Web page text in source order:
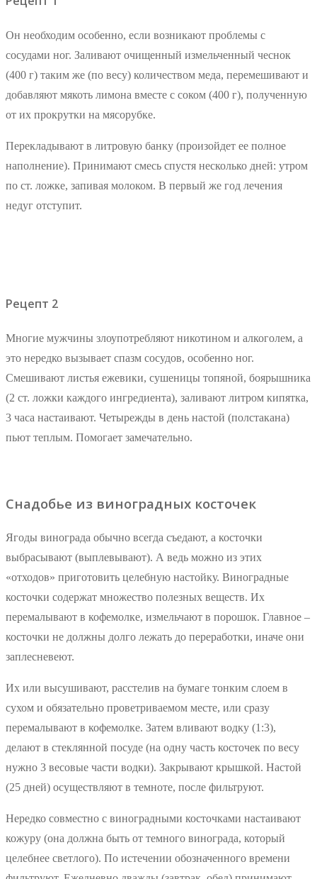
Он необходим особенно, если возникают проблемы с
сосудами ног. Заливают очищенный измельченный чеснок
(400 г) таким же (по весу) количеством меда, перемешивают и
добавляют мякоть лимона вместе с соком (400 г), полученную
от их прокрутки на мясорубке.
Перекладывают в литровую банку (произойдет ее полное
наполнение). Принимают смесь спустя несколько дней: утром
по ст. ложке, запивая молоком. В первый же год лечения
недуг отступит.
Рецепт 2
Многие мужчины злоупотребляют никотином и алкоголем, а
это нередко вызывает спазм сосудов, особенно ног.
Смешивают листья ежевики, сушеницы топяной, боярышника
(2 ст. ложки каждого ингредиента), заливают литром кипятка,
3 часа настаивают. Четырежды в день настой (полстакана)
пьют теплым. Помогает замечательно.
Снадобье из виноградных косточек
Ягоды винограда обычно всегда съедают, а косточки
выбрасывают (выплевывают). А ведь можно из этих
«отходов» приготовить целебную настойку. Виноградные
косточки содержат множество полезных веществ. Их
перемалывают в кофемолке, измельчают в порошок. Главное –
косточки не должны долго лежать до переработки, иначе они
заплесневеют.
Их или высушивают, расстелив на бумаге тонким слоем в
сухом и обязательно проветриваемом месте, или сразу
перемалывают в кофемолке. Затем вливают водку (1:3),
делают в стеклянной посуде (на одну часть косточек по весу
нужно 3 весовые части водки). Закрывают крышкой. Настой
(25 дней) осуществляют в темноте, после фильтруют.
Нередко совместно с виноградными косточками настаивают
кожуру (она должна быть от темного винограда, который
целебнее светлого). По истечении обозначенного времени